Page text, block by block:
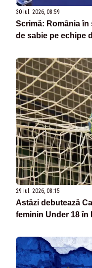
30 iul. 2026, 08:59
Scrimă: România
de sabie pe echipe
29 iul. 2026, 08:15
Astăzi debutează
feminin Under 18 în